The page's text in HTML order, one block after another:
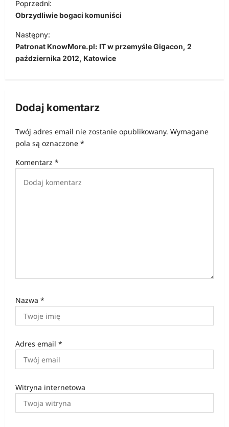
a
w
i
g
j
w
i
Poprzedni:
Obrzydliwie bogaci komuniści
Następny:
Patronat KnowMore.pl: IT w przemyśle Gigacon, 2
października 2012, Katowice
Dodaj komentarz
Twój adres email nie zostanie opublikowany. Wymagane
pola są oznaczone *
Komentarz *
Nazwa *
Adres email *
Witryna internetowa